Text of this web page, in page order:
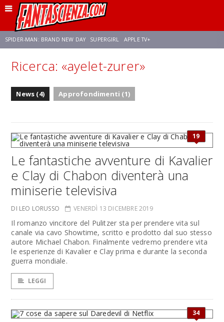
SPIDER-MAN: BRAND NEW DAY SUPERGIRL APPLE TV+
FRANCO RICCIARDIELLO ZENDAYA STAR TREK AVENGERS: DOOMSDAY
Ricerca: «ayelet-zurer»
News (4) Approfondimenti (1)
19
Le fantastiche avventure di Kavalier
e Clay di Chabon diventerà una
miniserie televisiva
DI LEO LORUSSO VENERDÌ 13 DICEMBRE 2019
Il romanzo vincitore del Pulitzer sta per prendere vita sul
canale via cavo Showtime, scritto e prodotto dal suo stesso
autore Michael Chabon. Finalmente vedremo prendere vita
le esperienze di Kavalier e Clay prima e durante la seconda
guerra mondiale.
LEGGI
34